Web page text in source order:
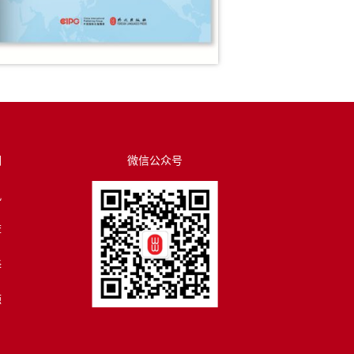
微信公众号